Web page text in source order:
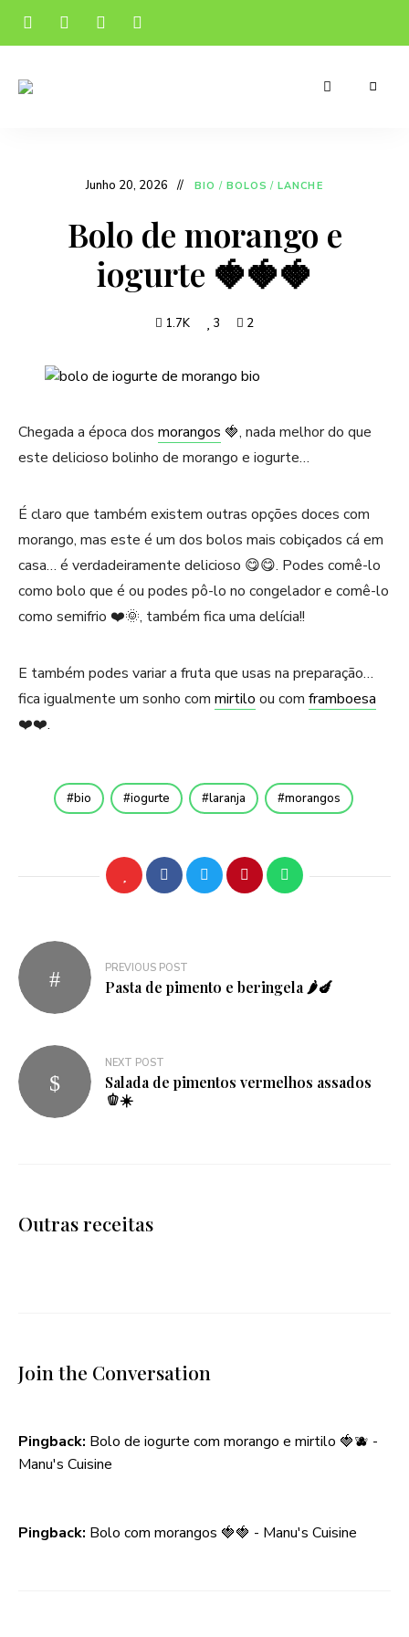
Junho 20, 2026 BIO / BOLOS / LANCHE
Bolo de morango e
iogurte 🍓🍓🍓
1.7K 3 2
Chegada a época dos morangos 🍓, nada melhor do que
este delicioso bolinho de morango e iogurte…
É claro que também existem outras opções doces com
morango, mas este é um dos bolos mais cobiçados cá em
casa… é verdadeiramente delicioso 😋😋. Podes comê-lo
como bolo que é ou podes pô-lo no congelador e comê-lo
como semifrio ❤️🌞, também fica uma delícia!!
E também podes variar a fruta que usas na preparação…
fica igualmente um sonho com mirtilo ou com framboesa
❤️❤️.
bio iogurte laranja morangos
Navegação
de
artigos
PREVIOUS POST
Pasta de pimento e beringela 🌶🍆
NEXT POST
Salada de pimentos vermelhos assados
🫑☀️
Outras receitas
Join the Conversation
Pingback: Bolo de iogurte com morango e mirtilo 🍓🫐 -
Manu's Cuisine
Pingback: Bolo com morangos 🍓🍓 - Manu's Cuisine